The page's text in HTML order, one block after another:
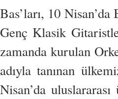
Bas’ları, 10
Genç Klasik
zamanda kurulan
adıyla tanınan
Nisan’da